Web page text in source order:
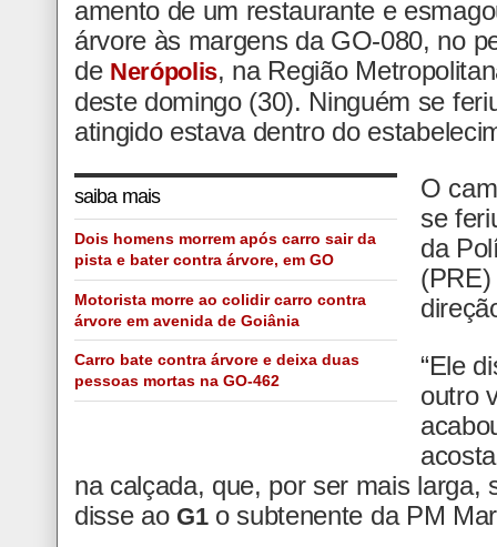
amento de um restaurante e
árvore às margens da GO-080, no
de Nerópolis, na Região
deste domingo (30). Ninguém se
atingido estava dentro do
saiba mais
Dois homens morrem após carro sair da
pista e bater contra árvore, em GO
Motorista morre ao colidir carro contra
árvore em avenida de Goiânia
Carro bate contra árvore e deixa duas
pessoas mortas na GO-462
O
se
da
“Ele
outro
na calçada, que, por ser mais larga,
disse ao G1o subtenente da PM